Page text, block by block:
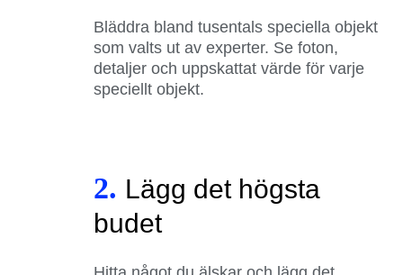
Bläddra bland tusentals speciella objekt
som valts ut av experter. Se foton,
detaljer och uppskattat värde för varje
speciellt objekt.
2. Lägg det högsta
budet